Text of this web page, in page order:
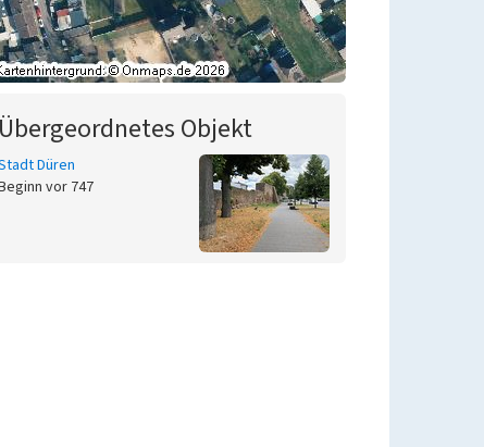
Übergeordnetes Objekt
Düren
vor 747